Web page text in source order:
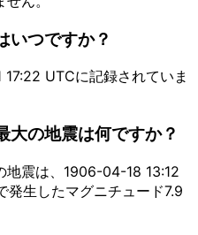
いつですか？
UTCに記録されていま
大の地震は何ですか？
地震は、1906-04-18 13:12
発生したマグニチュード7.9